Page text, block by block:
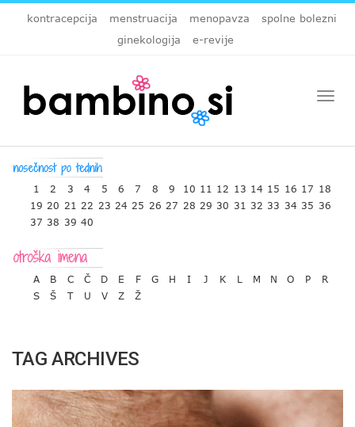
kontracepcija menstruacija menopavza
spolne bolezni
ginekologija
e-revije
1 2 3 4 5 6 7 8 9 10 11 12 13 14 15 16 17 18
19 20 21 22 23 24 25 26 27 28 29 30 31 32 33 34 35 36
37 38 39 40
A B C Č D E F G H I J K L M N O P
R
S
Š T U V Z Ž
TAG ARCHIVES